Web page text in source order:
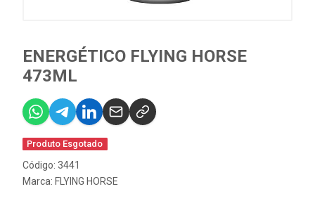
ENERGÉTICO FLYING HORSE
473ML
Produto Esgotado
Código: 3441
Marca: FLYING HORSE